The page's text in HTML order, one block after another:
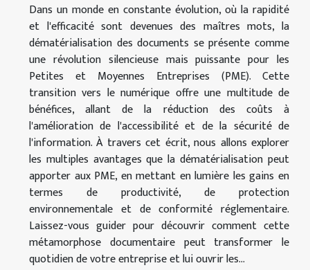
Dans un monde en constante évolution, où la rapidité
et l'efficacité sont devenues des maîtres mots, la
dématérialisation des documents se présente comme
une révolution silencieuse mais puissante pour les
Petites et Moyennes Entreprises (PME). Cette
transition vers le numérique offre une multitude de
bénéfices, allant de la réduction des coûts à
l'amélioration de l'accessibilité et de la sécurité de
l'information. À travers cet écrit, nous allons explorer
les multiples avantages que la dématérialisation peut
apporter aux PME, en mettant en lumière les gains en
termes de productivité, de protection
environnementale et de conformité réglementaire.
Laissez-vous guider pour découvrir comment cette
métamorphose documentaire peut transformer le
quotidien de votre entreprise et lui ouvrir les...